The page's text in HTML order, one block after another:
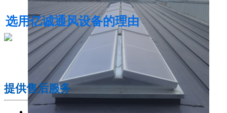
选用亿诚通风设备的理由
提供售后服务